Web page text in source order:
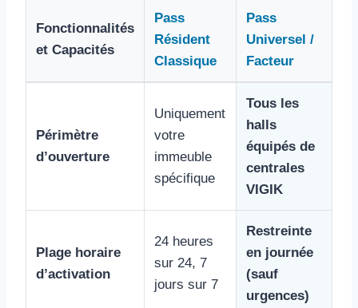
Fonctionnalités
et Capacités
Pass
Résident
Classique
Pass
Universel /
Facteur
Périmètre
d’ouverture
Uniquement
votre
immeuble
spécifique
Tous les
halls
équipés de
centrales
VIGIK
Plage horaire
d’activation
24 heures
sur 24, 7
jours sur 7
Restreinte
en journée
(sauf
urgences)